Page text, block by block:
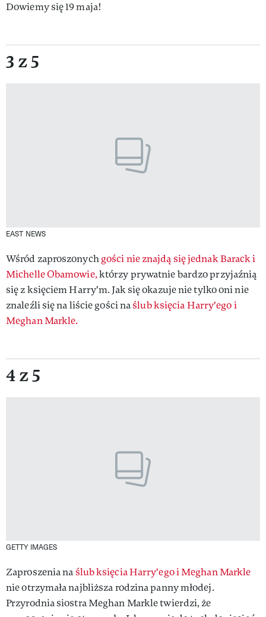
Dowiemy się 19 maja!
3 z 5
EAST NEWS
Wśród zaproszonychgości nie znajdą się jednak Barack i
Michelle Obamowie,którzy prywatnie bardzo przyjaźnią
się z księciem Harry'm. Jak się okazuje nie tylko oni nie
znaleźli się na liście gości naślub księcia Harry'ego i
Meghan Markle.
4 z 5
GETTY IMAGES
Zaproszenia naślub księcia Harry'ego i Meghan Markle
nie otrzymała najbliższa rodzina panny młodej.
Przyrodnia siostra Meghan Markle twierdzi, że